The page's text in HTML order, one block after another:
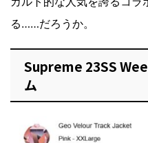
る……だろうか。
Supreme 23SS
ム